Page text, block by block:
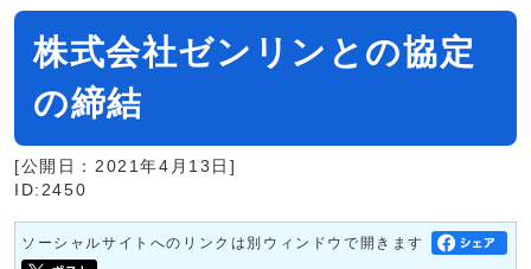
株式会社ゼンリンとの協定
の締結
[公開日：2021年4月13日]
ID:2450
ソーシャルサイトへのリンクは別ウィンドウで開きます